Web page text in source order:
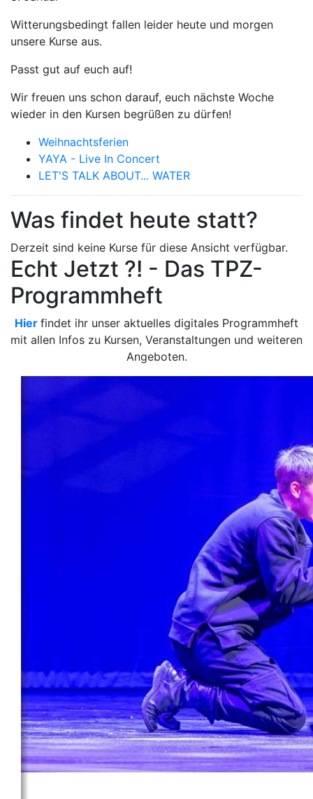
Witterungsbedingt fallen leider heute und morgen
unsere Kurse aus.
Passt gut auf euch auf!
Wir freuen uns schon darauf, euch nächste Woche
wieder in den Kursen begrüßen zu dürfen!
Weihnachtsferien
YAYA - Live In Concert
LET'S TALK ABOUT... WATER
Was findet heute statt?
Derzeit sind keine Kurse für diese Ansicht verfügbar.
Echt Jetzt ?! - Das TPZ-
Programmheft
Hier findet ihr unser aktuelles digitales Programmheft
mit allen Infos zu Kursen, Veranstaltungen und weiteren
Angeboten.